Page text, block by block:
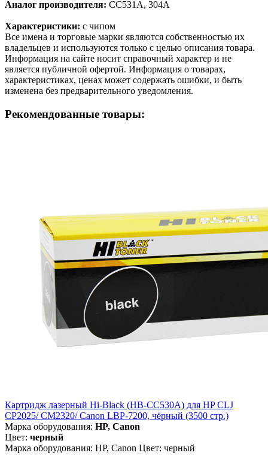
Аналог производителя: CC531A, 304A
Характеристики: с чипом
Все имена и торговые марки являются собственностью их
владельцев и используются только с целью описания товара.
Информация на сайте носит справочный характер и не
является публичной офертой. Информация о товарах,
характеристиках, ценах может содержать ошибки, и быть
изменена без предварительного уведомления.
Рекомендованные товары:
Картридж лазерный Hi-Black (HB-CC530A) для HP CLJ
CP2025/ CM2320/ Canon LBP-7200, чёрный (3500 стр.)
Марка оборудования: HP, Canon
Цвет: черный
Марка оборудования: HP, Canon Цвет: черный